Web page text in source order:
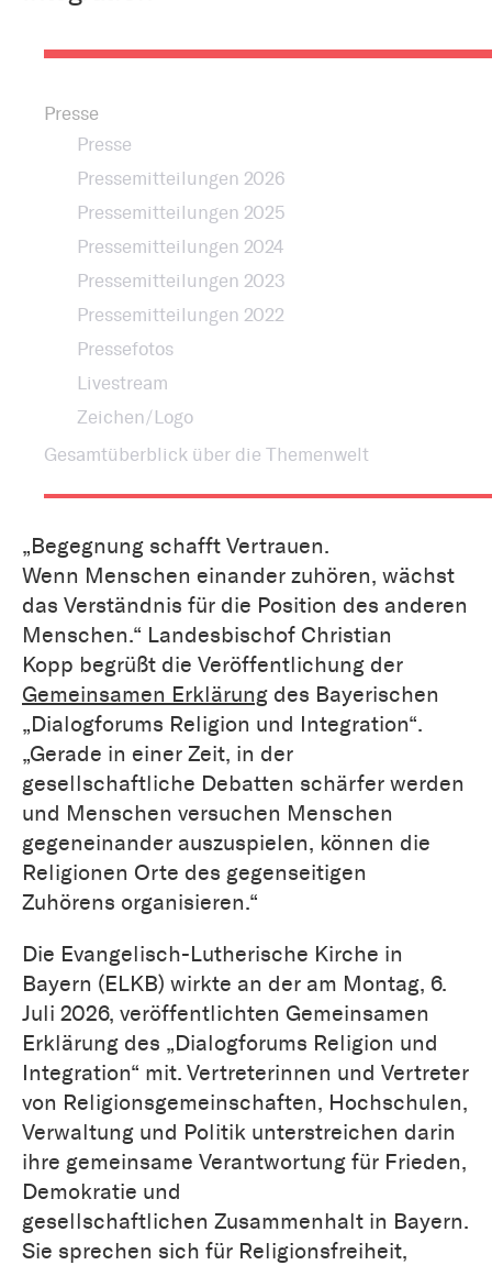
Presse
Presse
Pressemitteilungen 2026
Pressemitteilungen 2025
Pressemitteilungen 2024
Pressemitteilungen 2023
Pressemitteilungen 2022
Pressefotos
Livestream
Zeichen/Logo
Gesamtüberblick über die Themenwelt
„Begegnung schafft Vertrauen.
Wenn Menschen einander zuhören, wächst
das Verständnis für die Position des anderen
Menschen.“ Landesbischof Christian
Kopp begrüßt die Veröffentlichung der
Gemeinsamen Erklärung des Bayerischen
„Dialogforums Religion und Integration“.
„Gerade in einer Zeit, in der
gesellschaftliche Debatten schärfer werden
und Menschen versuchen Menschen
gegeneinander auszuspielen, können die
Religionen Orte des gegenseitigen
Zuhörens organisieren.“
Die Evangelisch-Lutherische Kirche in
Bayern (ELKB) wirkte an der am Montag, 6.
Juli 2026, veröffentlichten Gemeinsamen
Erklärung des „Dialogforums Religion und
Integration“ mit. Vertreterinnen und Vertreter
von Religionsgemeinschaften, Hochschulen,
Verwaltung und Politik unterstreichen darin
ihre gemeinsame Verantwortung für Frieden,
Demokratie und
gesellschaftlichen Zusammenhalt in Bayern.
Sie sprechen sich für Religionsfreiheit,
Arbeiten bei der Kirche
Kirchenjahr
Ökumene
Religion in der Schule
Kunst
Aktiv gegen Missbrauch
Bildung und Gesellschaft
Tourismus
Weltanschauungsfragen
Gegen Rechtsextremismus